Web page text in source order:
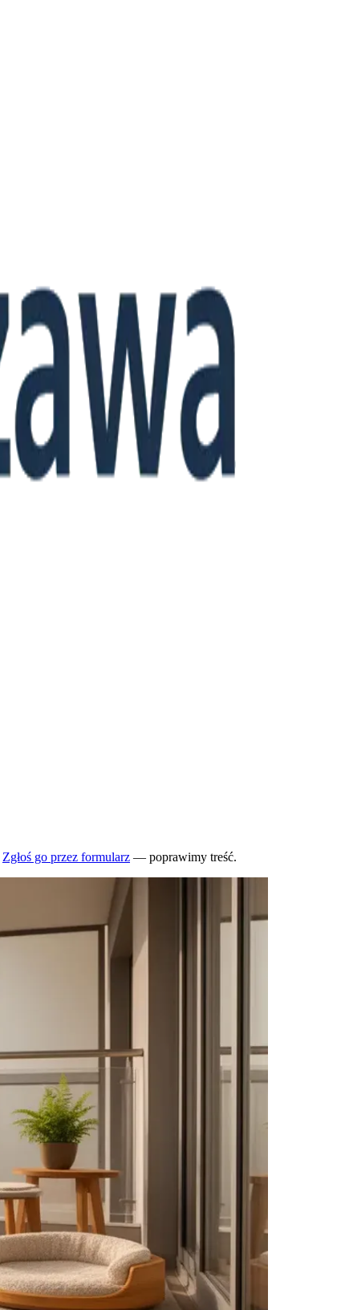
Zgłoś go przez formularz — poprawimy treść.